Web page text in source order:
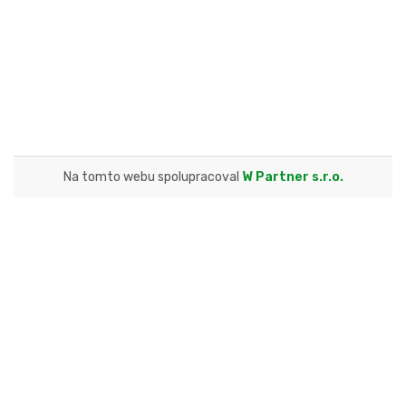
Na tomto webu spolupracoval W Partner s.r.o.